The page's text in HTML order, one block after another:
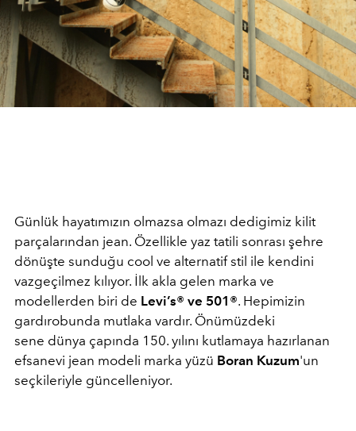
Günlük hayatımızın olmazsa olmazı dedigimiz kilit
parçalarından jean. Özellikle yaz tatili sonrası şehre
dönüşte sunduğu cool ve alternatif stil ile kendini
vazgeçilmez kılıyor. İlk akla gelen marka ve
modellerden biri de Levi’s® ve 501®. Hepimizin
gardırobunda mutlaka vardır. Önümüzdeki
sene dünya çapında 150. yılını kutlamaya hazırlanan
efsanevi jean modeli marka yüzü Boran Kuzum'un
seçkileriyle güncelleniyor.